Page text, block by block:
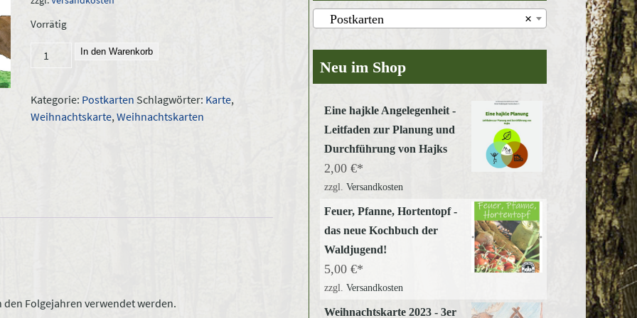
Vorrätig
Weihnachtskarte
3er
Pack
In den Warenkorb
Kategorie: Postkarten Schlagwörter: Karte,
Weihnachtskarte,Weihnachtskarten
Folgejahren verwendet werden.
×
Postkarten
Neu im Shop
Eine hajkle Angelegenheit -
Leitfaden zur Planung und
Durchführung von Hajks
2,00 €
zzgl. Versandkosten
Feuer, Pfanne, Hortentopf -
das neue Kochbuch der
Waldjugend!
5,00 €
zzgl. Versandkosten
Weihnachtskarte 2023 - 3er